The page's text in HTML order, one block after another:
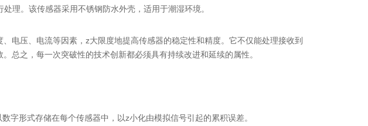
理。该传感器采用不锈钢防水外壳，适用于潮湿环境。
压、电流等因素，z大限度地提高传感器的稳定性和精度。它不仅能处理接收到
总之，每一次突破性的技术创新都必须具有持续改进和延续的属性。
形式存储在每个传感器中，以z小化由模拟信号引起的累积误差。